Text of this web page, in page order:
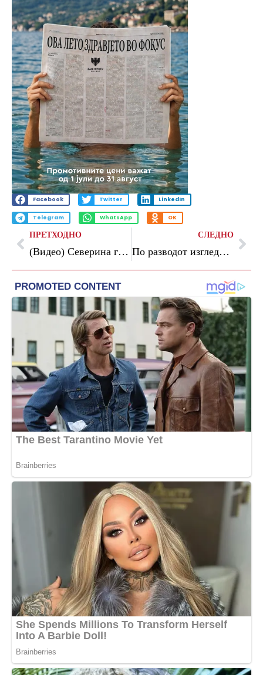
Facebook Twitter LinkedIn
Telegram WhatsApp OK
ПРЕТХОДНО
(Видео) Северина го слави својот 53 роденден, на Инстаграм сподели снимка на која танцува
СЛЕДНО
По разводот изгледа подобро од било кога: холивудската убавица привлекува внимание во бикини